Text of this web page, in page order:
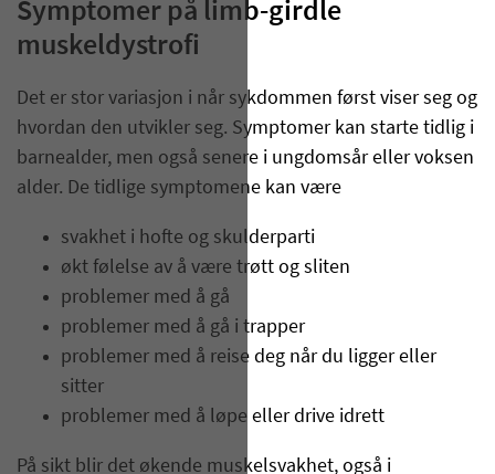
Symptomer på limb-girdle
muskeldystrofi
Det er stor variasjon i når sykdommen først viser seg og
hvordan den utvikler seg. Symptomer kan starte tidlig i
barnealder, men også senere i ungdomsår eller voksen
alder. De tidlige symptomene kan være
svakhet i hofte og skulderparti
økt følelse av å være trøtt og sliten
problemer med å gå
problemer med å gå i trapper
problemer med å reise deg når du ligger eller
sitter
problemer med å løpe eller drive idrett
På sikt blir det økende muskelsvakhet, også i